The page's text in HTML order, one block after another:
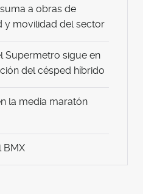
a obras de
y movilidad del sector
Supermetro sigue en
del césped híbrido
la media maratón
BMX